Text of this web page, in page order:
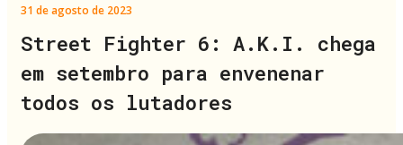
31 de agosto de 2023
Street Fighter 6: A.K.I. chega
em setembro para envenenar
todos os lutadores